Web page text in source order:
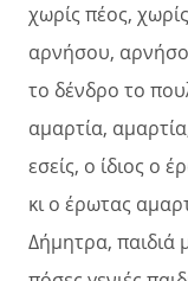
χωρίς πέος,
αρνήσου,
το δένδρο το
αμαρτία,
εσείς, ο ίδιος ο
κι ο έρωτας
Δήμητρα, παιδιά